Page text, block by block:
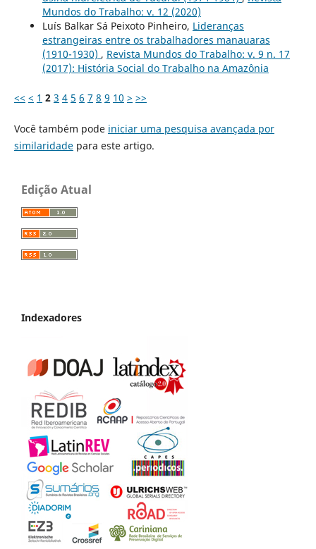
Mundos do Trabalho: v. 12 (2020)
Luís Balkar Sá Peixoto Pinheiro, Lideranças
estrangeiras entre os trabalhadores manauaras
(1910-1930) , Revista Mundos do Trabalho: v. 9 n. 17
(2017): História Social do Trabalho na Amazônia
<< < 1 2 3 4 5 6 7 8 9 10 > >>
Você também pode iniciar uma pesquisa avançada por
similaridadepara este artigo.
Edição Atual
Indexadores